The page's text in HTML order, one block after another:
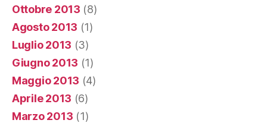
Ottobre 2013 (8)
Agosto 2013 (1)
Luglio 2013 (3)
Giugno 2013 (1)
Maggio 2013 (4)
Aprile 2013 (6)
Marzo 2013 (1)